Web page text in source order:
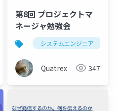
第8回 プロジェクトマ
ネージャ勉強会
システムエンジニア
Quatrex 347